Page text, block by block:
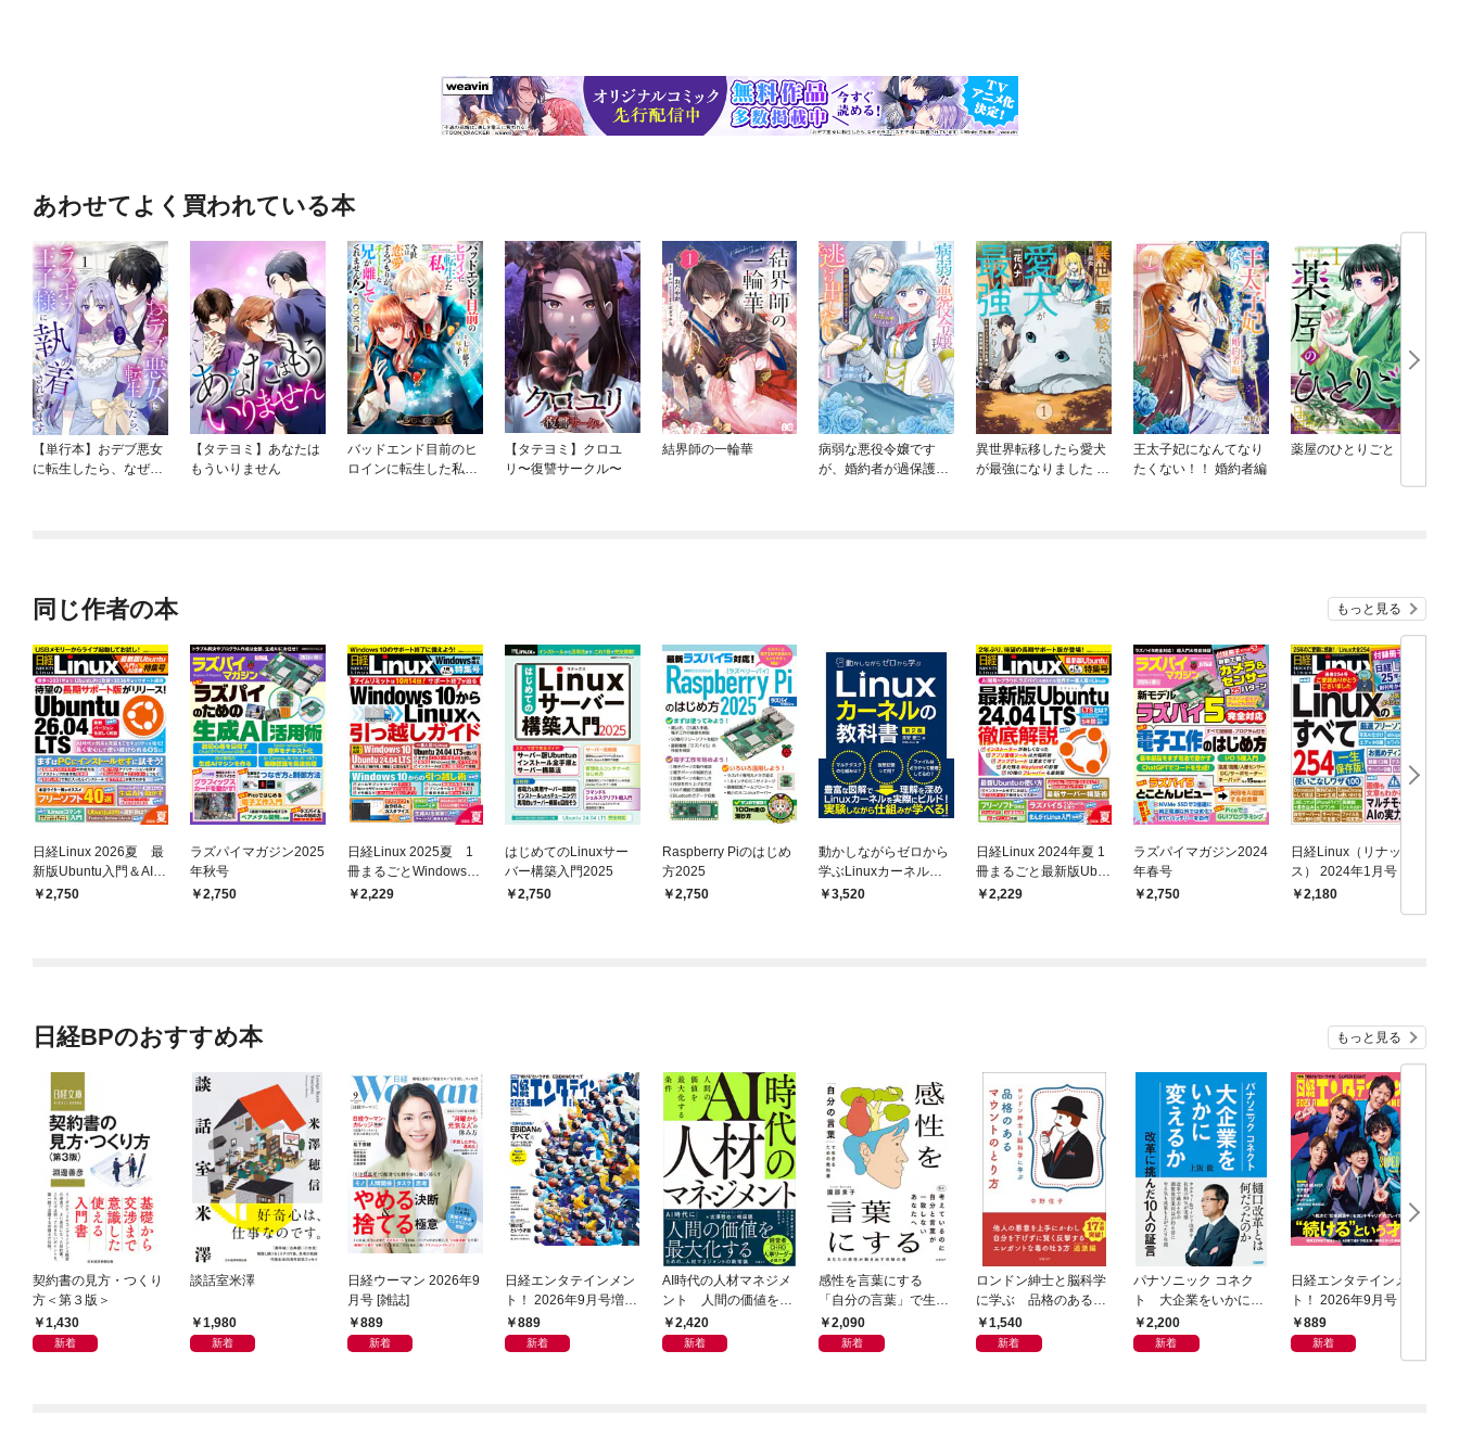
あわせてよく買われている本
【単行本】おデブ悪女
に転生したら、なぜか
【タテヨミ】あなたは
もういりません
バッドエンド目前のヒ
ロインに転生した私、
【タテヨミ】クロユ
リ〜復讐サークル〜
結界師の一輪華
病弱な悪役令嬢です
が、婚約者が過保護す
異世界転移したら愛犬
が最強になりました ～
王太子妃になんてなり
たくない！！ 婚約者編
薬屋のひとりごと
同じ作者の本 もっと見る
日経Linux 2026夏 最
新版Ubuntu入門＆AI活
用特集号
2,750
ラズパイマガジン2025
年秋号
2,750
日経Linux 2025夏 1
冊まるごとWindows乗
り換え特集号
2,229
はじめてのLinuxサー
バー構築入門2025
2,750
Raspberry Piのはじめ
方2025
2,750
動かしながらゼロから
学ぶLinuxカーネルの
教科書 第2版
3,520
日経Linux 2024年夏 1
冊まるごと最新版Ubu
ntu特集号
2,229
ラズパイマガジン2024
年春号
2,750
日経Linux（リナック
ス） 2024年1月号 [雑
誌]2,180
日経BPのおすすめ本 もっと見る
契約書の見方・つくり
方＜第３版＞
1,430
新着
談話室米澤
1,980
新着
日経ウーマン 2026年9
月号 [雑誌]
889
新着
日経エンタテインメン
ト！ 2026年9月号増刊
【表紙：EBiDAN】
889
新着
AI時代の人材マネジメ
ント 人間の価値を最
大化する条件
2,420
新着
感性を言葉にする
「自分の言葉」で生き
るための教科書
2,090
新着
ロンドン紳士と脳科学
に学ぶ 品格のあるマ
ウントのとり方
1,540
新着
パナソニック コネク
ト 大企業をいかに変
えるか
2,200
新着
日経エンタテインメン
ト！ 2026年9月号 [雑
誌]889
新着